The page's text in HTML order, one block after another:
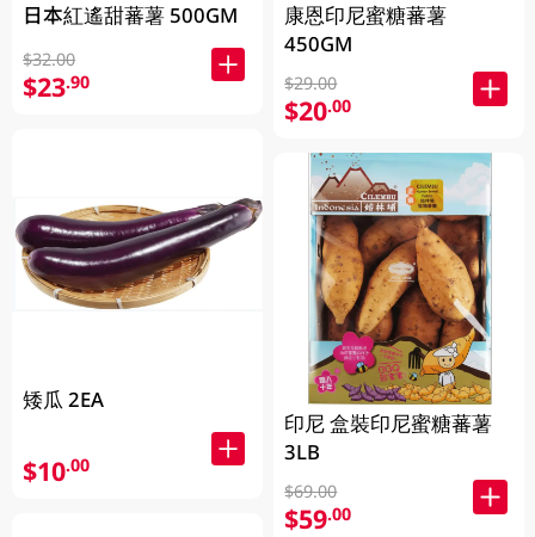
日本紅遙甜蕃薯 500GM
$32.00
$23.90
矮瓜 2EA
$10.00
康恩印尼蜜糖蕃薯
450GM
$29.00
$20.00
印尼 盒裝印尼蜜糖蕃薯
3LB
$69.00
$59.00